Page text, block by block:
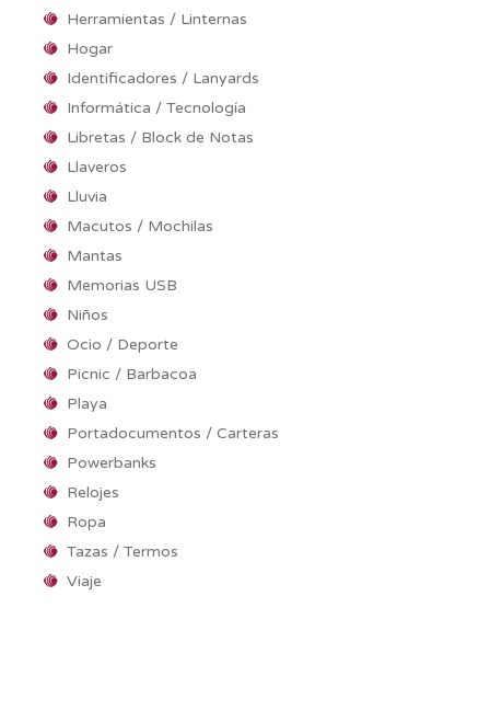
Herramientas / Linternas
Hogar
Identificadores / Lanyards
Informática / Tecnología
Libretas / Block de Notas
Llaveros
Lluvia
Macutos / Mochilas
Mantas
Memorias USB
Niños
Ocio / Deporte
Picnic / Barbacoa
Playa
Portadocumentos / Carteras
Powerbanks
Relojes
Ropa
Tazas / Termos
Viaje